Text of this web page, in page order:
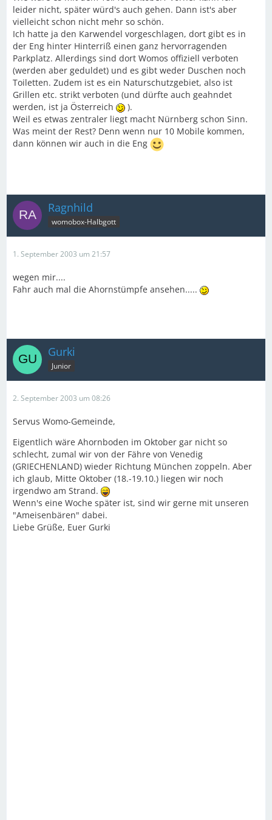
leider nicht, später würd's auch gehen. Dann ist's aber
vielleicht schon nicht mehr so schön.
Ich hatte ja den Karwendel vorgeschlagen, dort gibt es in
der Eng hinter Hinterriß einen ganz hervorragenden
Parkplatz. Allerdings sind dort Womos offiziell verboten
(werden aber geduldet) und es gibt weder Duschen noch
Toiletten. Zudem ist es ein Naturschutzgebiet, also ist
Grillen etc. strikt verboten (und dürfte auch geahndet
werden, ist ja Österreich
).
Weil es etwas zentraler liegt macht Nürnberg schon Sinn.
Was meint der Rest? Denn wenn nur 10 Mobile kommen,
dann können wir auch in die Eng
Ragnhild
womobox-Halbgott
1. September 2003 um 21:57
wegen mir....
Fahr auch mal die Ahornstümpfe ansehen.....
Gurki
Junior
2. September 2003 um 08:26
Servus Womo-Gemeinde,
Eigentlich wäre Ahornboden im Oktober gar nicht so
schlecht, zumal wir von der Fähre von Venedig
(GRIECHENLAND) wieder Richtung München zoppeln. Aber
ich glaub, Mitte Oktober (18.-19.10.) liegen wir noch
irgendwo am Strand.
Wenn's eine Woche später ist, sind wir gerne mit unseren
"Ameisenbären" dabei.
Liebe Grüße, Euer Gurki